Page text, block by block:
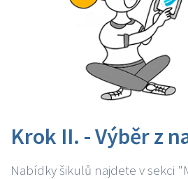
Krok II. - Výběr z
Nabídky šikulů najdete v sekci